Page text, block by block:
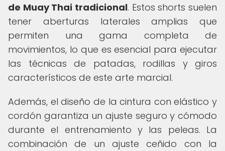
de Muay Thai tradicional. Estos shorts suelen
tener aberturas laterales amplias que
permiten una gama completa de
movimientos, lo que es esencial para ejecutar
las técnicas de patadas, rodillas y giros
característicos de este arte marcial.
Además, el diseño de la cintura con elástico y
cordón garantiza un ajuste seguro y cómodo
durante el entrenamiento y las peleas. La
combinación de un ajuste ceñido con la